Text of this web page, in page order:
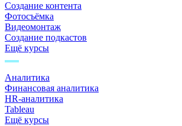
Создание контента
Фотосъёмка
Видеомонтаж
Создание подкастов
Ещё курсы
Аналитика
Финансовая аналитика
HR-аналитика
Tableau
Ещё курсы